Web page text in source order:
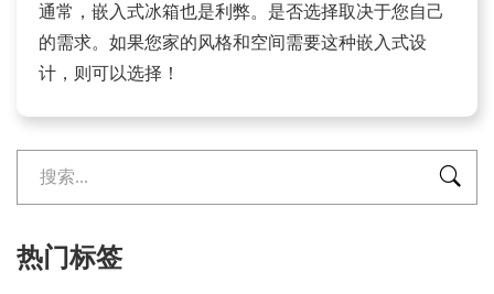
通常，嵌入式冰箱也是利弊。是否选择取决于您自己
的需求。如果您家的风格和空间需要这种嵌入式设
计，则可以选择！

热门标签